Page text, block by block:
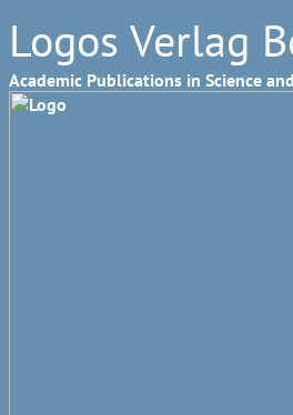
Logos Verlag
Academic Publications in Science